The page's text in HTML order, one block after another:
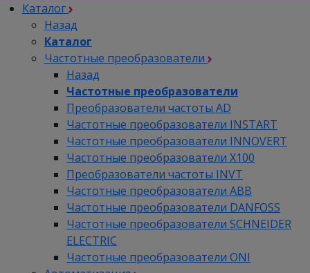
Каталог
Назад
Каталог
Частотные преобразователи
Назад
Частотные преобразователи
Преобразователи частоты AD
Частотные преобразователи INSTART
Частотные преобразователи INNOVERT
Частотные преобразователи Х100
Преобразователи частоты INVT
Частотные преобразователи ABB
Частотные преобразователи DANFOSS
Частотные преобразователи SCHNEIDER
ELECTRIC
Частотные преобразователи ONI